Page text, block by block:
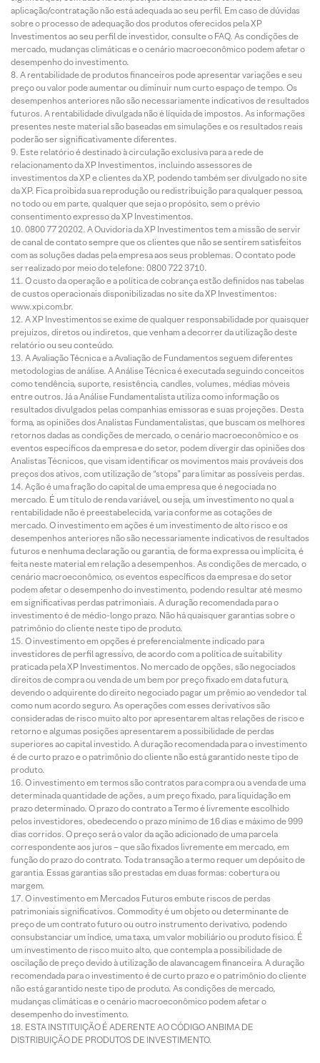
aplicação/contratação não está adequada ao seu perfil. Em caso de dúvidas
sobre o processo de adequação dos produtos oferecidos pela XP
Investimentos ao seu perfil de investidor, consulte o FAQ. As condições de
mercado, mudanças climáticas e o cenário macroeconômico podem afetar o
desempenho do investimento.
A rentabilidade de produtos financeiros pode apresentar variações e seu
preço ou valor pode aumentar ou diminuir num curto espaço de tempo. Os
desempenhos anteriores não são necessariamente indicativos de resultados
futuros. A rentabilidade divulgada não é líquida de impostos. As informações
presentes neste material são baseadas em simulações e os resultados reais
poderão ser significativamente diferentes.
Este relatório é destinado à circulação exclusiva para a rede de
relacionamento da XP Investimentos, incluindo assessores de
investimentos da XP e clientes da XP, podendo também ser divulgado no site
da XP. Fica proibida sua reprodução ou redistribuição para qualquer pessoa,
no todo ou em parte, qualquer que seja o propósito, sem o prévio
consentimento expresso da XP Investimentos.
0800 77 20202. A Ouvidoria da XP Investimentos tem a missão de servir
de canal de contato sempre que os clientes que não se sentirem satisfeitos
com as soluções dadas pela empresa aos seus problemas. O contato pode
ser realizado por meio do telefone: 0800 722 3710.
O custo da operação e a política de cobrança estão definidos nas tabelas
de custos operacionais disponibilizadas no site da XP Investimentos:
www.xpi.com.br.
A XP Investimentos se exime de qualquer responsabilidade por quaisquer
prejuízos, diretos ou indiretos, que venham a decorrer da utilização deste
relatório ou seu conteúdo.
A Avaliação Técnica e a Avaliação de Fundamentos seguem diferentes
metodologias de análise. A Análise Técnica é executada seguindo conceitos
como tendência, suporte, resistência, candles, volumes, médias móveis
entre outros. Já a Análise Fundamentalista utiliza como informação os
resultados divulgados pelas companhias emissoras e suas projeções. Desta
forma, as opiniões dos Analistas Fundamentalistas, que buscam os melhores
retornos dadas as condições de mercado, o cenário macroeconômico e os
eventos específicos da empresa e do setor, podem divergir das opiniões dos
Analistas Técnicos, que visam identificar os movimentos mais prováveis dos
preços dos ativos, com utilização de “stops” para limitar as possíveis perdas.
Ação é uma fração do capital de uma empresa que é negociada no
mercado. É um título de renda variável, ou seja, um investimento no qual a
rentabilidade não é preestabelecida, varia conforme as cotações de
mercado. O investimento em ações é um investimento de alto risco e os
desempenhos anteriores não são necessariamente indicativos de resultados
futuros e nenhuma declaração ou garantia, de forma expressa ou implícita, é
feita neste material em relação a desempenhos. As condições de mercado, o
cenário macroeconômico, os eventos específicos da empresa e do setor
podem afetar o desempenho do investimento, podendo resultar até mesmo
em significativas perdas patrimoniais. A duração recomendada para o
investimento é de médio-longo prazo. Não há quaisquer garantias sobre o
patrimônio do cliente neste tipo de produto.
O investimento em opções é preferencialmente indicado para
investidores de perfil agressivo, de acordo com a política de suitability
praticada pela XP Investimentos. No mercado de opções, são negociados
direitos de compra ou venda de um bem por preço fixado em data futura,
devendo o adquirente do direito negociado pagar um prêmio ao vendedor tal
como num acordo seguro. As operações com esses derivativos são
consideradas de risco muito alto por apresentarem altas relações de risco e
retorno e algumas posições apresentarem a possibilidade de perdas
superiores ao capital investido. A duração recomendada para o investimento
é de curto prazo e o patrimônio do cliente não está garantido neste tipo de
produto.
O investimento em termos são contratos para compra ou a venda de uma
determinada quantidade de ações, a um preço fixado, para liquidação em
prazo determinado. O prazo do contrato a Termo é livremente escolhido
pelos investidores, obedecendo o prazo mínimo de 16 dias e máximo de 999
dias corridos. O preço será o valor da ação adicionado de uma parcela
correspondente aos juros – que são fixados livremente em mercado, em
função do prazo do contrato. Toda transação a termo requer um depósito de
garantia. Essas garantias são prestadas em duas formas: cobertura ou
margem.
O investimento em Mercados Futuros embute riscos de perdas
patrimoniais significativos. Commodity é um objeto ou determinante de
preço de um contrato futuro ou outro instrumento derivativo, podendo
consubstanciar um índice, uma taxa, um valor mobiliário ou produto físico. É
um investimento de risco muito alto, que contempla a possibilidade de
oscilação de preço devido à utilização de alavancagem financeira. A duração
recomendada para o investimento é de curto prazo e o patrimônio do cliente
não está garantido neste tipo de produto. As condições de mercado,
mudanças climáticas e o cenário macroeconômico podem afetar o
desempenho do investimento.
ESTA INSTITUIÇÃO É ADERENTE AO CÓDIGO ANBIMA DE
DISTRIBUIÇÃO DE PRODUTOS DE INVESTIMENTO.